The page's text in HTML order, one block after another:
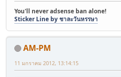
You'll never adsense ban alone!
Sticker Line by ชาละวันหรรษา
AM-PM
11 มกราคม 2012, 13:14:15